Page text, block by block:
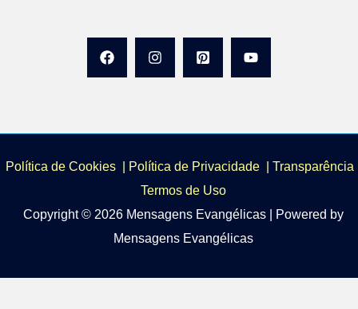
Política de Cookies Política de Privacidade
Transparência
Termos de Uso
Copyright © 2026 Mensagens Evangélicas | Powered by
Mensagens Evangélicas